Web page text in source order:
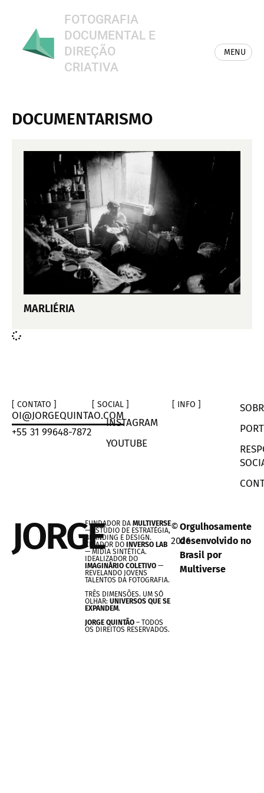
FOTOGRAFIA
DOCUMENTAL E
DIREÇÃO
CRIATIVA
MENU
DOCUMENTARISMO
MARLIÉRIA
[ CONTATO ]
OI@JORGEQUINTAO.COM
+55 31 99648-7872
[ SOCIAL ]
INSTAGRAM
YOUTUBE
[ INFO ]
JORGE
©
2026
FUNDADOR DA MULTIVERSE
— ESTÚDIO DE ESTRATÉGIA,
BRANDING E DESIGN.
CRIADOR DO
INVERSO LAB
— MÍDIA SINTÉTICA.
IDEALIZADOR DO
IMAGINÁRIO COLETIVO—
REVELANDO JOVENS
TALENTOS DA FOTOGRAFIA.
TRÊS DIMENSÕES. UM SÓ
OLHAR: UNIVERSOS QUE SE
EXPANDEM.
JORGE QUINTÃO– TODOS
OS DIREITOS RESERVADOS.
Orgulhosamente
desenvolvido no
Brasil por
Multiverse